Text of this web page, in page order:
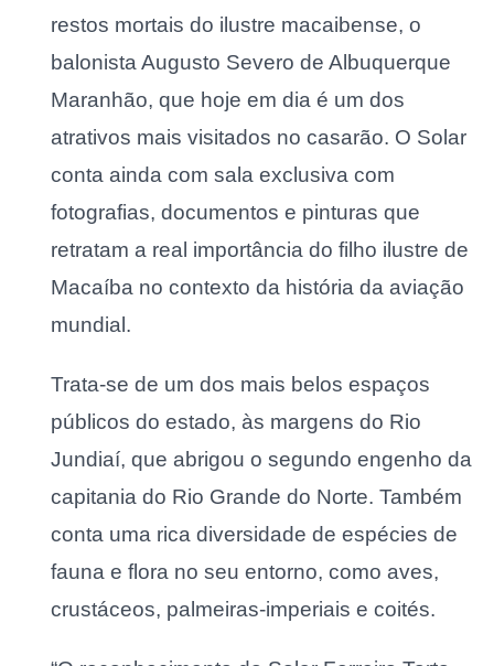
restos mortais do ilustre macaibense, o
balonista Augusto Severo de Albuquerque
Maranhão, que hoje em dia é um dos
atrativos mais visitados no casarão. O Solar
conta ainda com sala exclusiva com
fotografias, documentos e pinturas que
retratam a real importância do filho ilustre de
Macaíba no contexto da história da aviação
mundial.
Trata-se de um dos mais belos espaços
públicos do estado, às margens do Rio
Jundiaí, que abrigou o segundo engenho da
capitania do Rio Grande do Norte. Também
conta uma rica diversidade de espécies de
fauna e flora no seu entorno, como aves,
crustáceos, palmeiras-imperiais e coités.